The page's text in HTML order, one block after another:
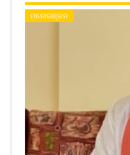
ମନୋରଞ୍ଜନ